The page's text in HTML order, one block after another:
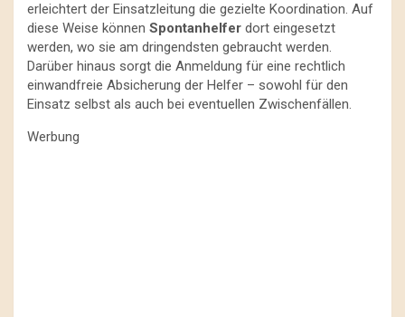
erleichtert der Einsatzleitung die gezielte Koordination. Auf
diese Weise können Spontanhelfer dort eingesetzt
werden, wo sie am dringendsten gebraucht werden.
Darüber hinaus sorgt die Anmeldung für eine rechtlich
einwandfreie Absicherung der Helfer – sowohl für den
Einsatz selbst als auch bei eventuellen Zwischenfällen.
Werbung